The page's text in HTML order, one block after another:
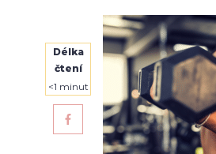
Délka
čtení
<1 minut